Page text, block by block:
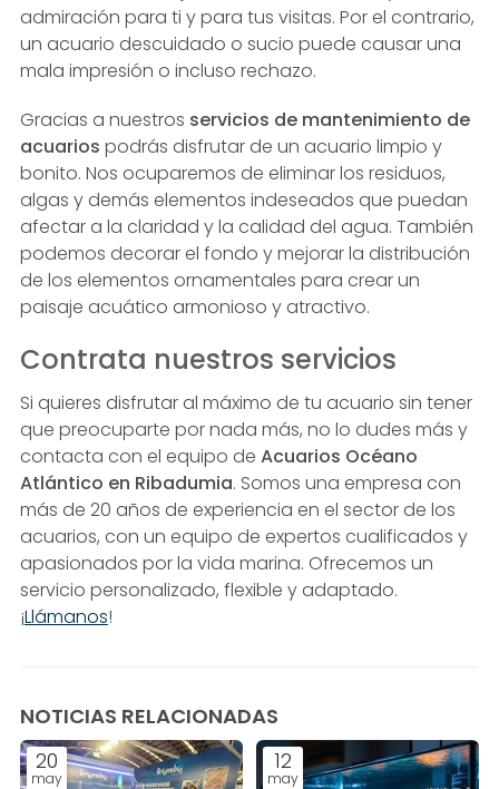
admiración para ti y para tus visitas. Por el contrario,
un acuario descuidado o sucio puede causar una
mala impresión o incluso rechazo.
Gracias a nuestros servicios de mantenimiento de
acuarios podrás disfrutar de un acuario limpio y
bonito. Nos ocuparemos de eliminar los residuos,
algas y demás elementos indeseados que puedan
afectar a la claridad y la calidad del agua. También
podemos decorar el fondo y mejorar la distribución
de los elementos ornamentales para crear un
paisaje acuático armonioso y atractivo.
Contrata nuestros servicios
Si quieres disfrutar al máximo de tu acuario sin tener
que preocuparte por nada más, no lo dudes más y
contacta con el equipo de Acuarios Océano
Atlántico en Ribadumia. Somos una empresa con
más de 20 años de experiencia en el sector de los
acuarios, con un equipo de expertos cualificados y
apasionados por la vida marina. Ofrecemos un
servicio personalizado, flexible y adaptado.
¡Llámanos!
NOTICIAS RELACIONADAS
20
may
12
may